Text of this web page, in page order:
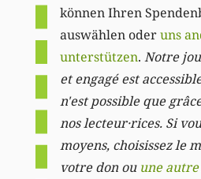
können Ihren
auswählen oderuns
unterstützen. Notre
et engagé est
n'est possible que
nos lecteur·rices. Si
moyens, choisissez le
votre don ou une